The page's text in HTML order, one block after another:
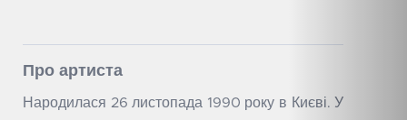
Про артиста
Народилася 26 листопада 1990 року в Києві. У